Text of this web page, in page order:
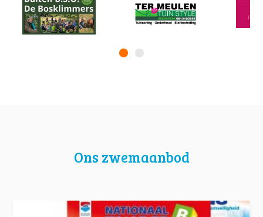
Ons zwemaanbod